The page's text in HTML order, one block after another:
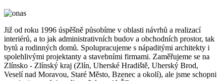
Již od roku 1996 úspěšně působíme v oblasti návrhů a realizací
interiérů, a to jak administrativních budov a obchodních prostor, tak
bytů a rodinných domů. Spolupracujeme s nápaditými architekty i
spolehlivými projektanty a stavebními firmami. Zaměřujeme se na
Zlínsko - Zlínský kraj (Zlín, Uherské Hradiště, Uherský Brod,
Veselí nad Moravou, Staré Město, Bzenec a okolí), ale jsme schopni